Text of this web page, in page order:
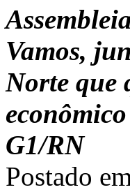
Vamos,
Norte que
G1/RN
Postado